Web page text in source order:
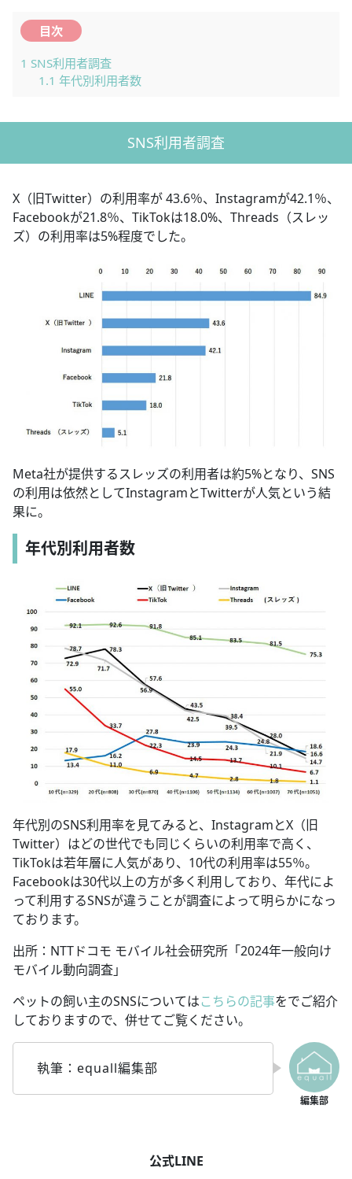
目次
1 SNS利用者調査
1.1 年代別利用者数
SNS利用者調査
X（旧Twitter）の利用率が 43.6％、Instagramが42.1％、
Facebookが21.8％、TikTokは18.0%、Threads（スレッ
ズ）の利用率は5%程度でした。
Meta社が提供するスレッズの利用者は約5%となり、SNS
の利用は依然としてInstagramとTwitterが人気という結
果に。
年代別利用者数
年代別のSNS利用率を見てみると、InstagramとX（旧
Twitter）はどの世代でも同じくらいの利用率で高く、
TikTokは若年層に人気があり、10代の利用率は55％。
Facebookは30代以上の方が多く利用しており、年代によ
って利用するSNSが違うことが調査によって明らかになっ
ております。
出所：NTTドコモ モバイル社会研究所「2024年一般向け
モバイル動向調査」
ペットの飼い主のSNSについてはこちらの記事をでご紹介
しておりますので、併せてご覧ください。
執筆：equall編集部
公式LINE